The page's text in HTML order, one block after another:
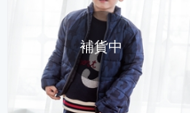
補貨中